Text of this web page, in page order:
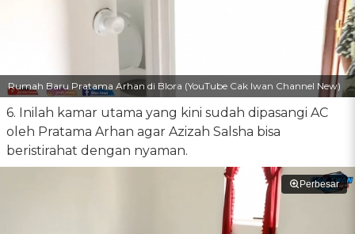
Rumah Baru Pratama Arhan di Blora (YouTube Cak Iwan Channel New)
6. Inilah kamar utama yang kini sudah dipasangi AC
oleh Pratama Arhan agar Azizah Salsha bisa
beristirahat dengan nyaman.
Perbesar